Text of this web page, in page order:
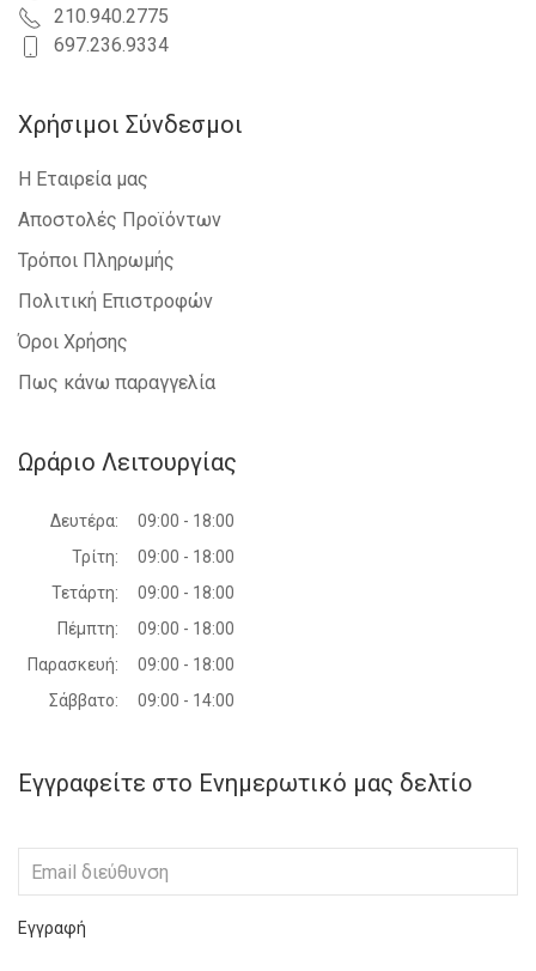
210.940.2775
697.236.9334
Χρήσιμοι Σύνδεσμοι
Η Εταιρεία μας
Αποστολές Προϊόντων
Τρόποι Πληρωμής
Πολιτική Επιστροφών
Όροι Χρήσης
Πως κάνω παραγγελία
Ωράριο Λειτουργίας
Δευτέρα:
09:00 - 18:00
Τρίτη:
09:00 - 18:00
Τετάρτη:
09:00 - 18:00
Πέμπτη:
09:00 - 18:00
Παρασκευή:
09:00 - 18:00
Σάββατο:
09:00 - 14:00
Εγγραφείτε στο Ενημερωτικό μας δελτίο
Εγγραφή